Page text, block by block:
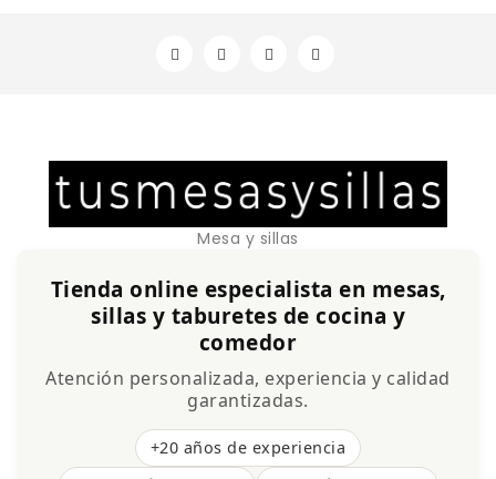
Mesa y sillas
Tienda online especialista en mesas,
sillas y taburetes de cocina y
comedor
Atención personalizada, experiencia y calidad
garantizadas.
+20 años de experiencia